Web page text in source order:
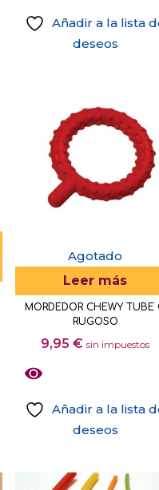
Añadir a la lista
deseos
tiene
múltiples
opciones
pueden
Agotado
Leer más
MORDEDOR CHEWY TUBE
RUGOSO
9,95€ sin impuestos
Añadir a la lista
deseos